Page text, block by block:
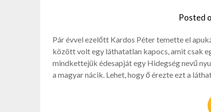
Posted
Pár évvel ezelőtt Kardos Péter temette el
között volt egy láthatatlan kapocs, amit csak
mindkettejük édesapját egy Hidegség nevű
a magyar nácik. Lehet, hogy ő érezte ezt a